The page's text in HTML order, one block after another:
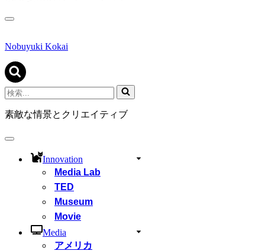
ナ
ゲ
シ
ョ
ン
メ
ニ
ュ
Nobuyuki Kokai
検
索...
素敵な情景とクリエイティブ
ナ
Innovation
Media Lab
TED
Museum
Movie
Media
アメリカ